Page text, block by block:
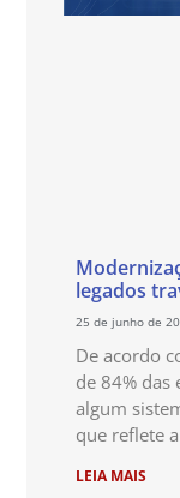
legados
25 de junho de
De acordo
de 84% das
algum
que reflete
LEIA MAIS